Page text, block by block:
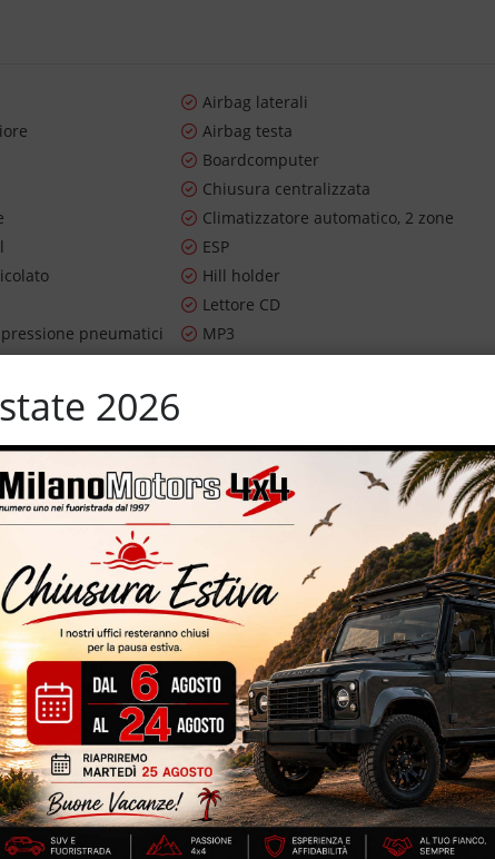
Airbag laterali
Airbag testa
Boardcomputer
Chiusura centralizzata
Climatizzatore automatico, 2 zone
ESP
Hill holder
Lettore CD
pneumatici
MP3
con dispositivo antiparticolato (FAP) – 177.049 km certificati,
– navigatore cartografico – cerchi in lega d 18” – vernice
CON TRATTAMENTI DI VAPORE, OZONO E
con i leader del mercato ”Mapfre Warranty” o ”Opteven” –
con un’ esposizione da più di 1.500 mq
2026